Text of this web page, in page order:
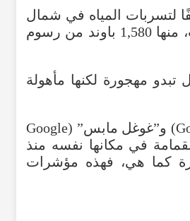
لتسربات المياه في شمال
، منها 1,580 باوند من رسوم
تبدو مهجورة لكنها مأهولة
) و”غوغل مابس” (
Google
في مكانها نفسه منذ
كما هي، فهذه مؤشرات